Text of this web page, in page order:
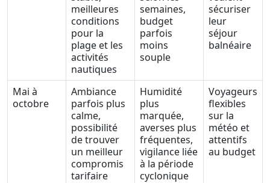
meilleures
conditions
pour la
plage et les
activités
nautiques
semaines,
budget
parfois
moins
souple
sécuriser
leur
séjour
balnéaire
Mai à
octobre
Ambiance
parfois plus
calme,
possibilité
de trouver
un meilleur
compromis
tarifaire
Humidité
plus
marquée,
averses plus
fréquentes,
vigilance liée
à la période
cyclonique
Voyageurs
flexibles
sur la
météo et
attentifs
au budget